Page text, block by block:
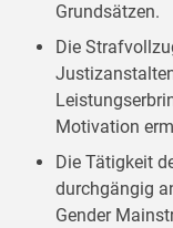
Grundsätzen.
Die
Motivation
Die Tätigkeit
durchgängig
Gender